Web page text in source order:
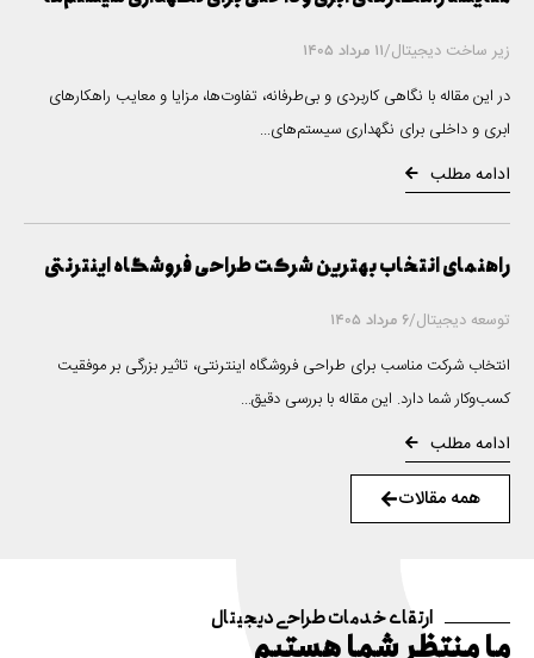
زیر ساخت دیجیتال/11 مرداد 1405
در این مقاله با نگاهی کاربردی و بی‌طرفانه، تفاوت‌ها، مزایا و معایب راهکارهای
ابری و داخلی برای نگهداری سیستم‌های...
ادامه مطلب
توسعه دیجیتال/6 مرداد 1405
راهنمای انتخاب بهترین شرکت طراحی فروشگاه اینترنتی
انتخاب شرکت مناسب برای طراحی فروشگاه اینترنتی، تاثیر بزرگی بر موفقیت
کسب‌وکار شما دارد. این مقاله با بررسی دقیق...
ادامه مطلب
همه مقالات
ارتقای خدمات طراحی دیجیتال
ما منتظر شما هستیم